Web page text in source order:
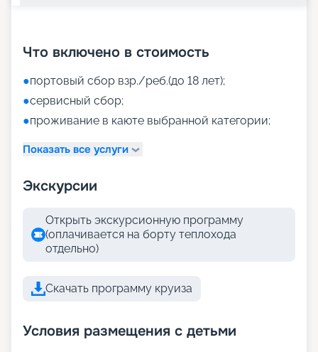
Что включено в стоимость
●портовый сбор взр./реб.(до 18 лет);
●сервисный сбор;
●проживание в каюте выбранной категории;
Показать все услуги
Экскурсии
Открыть экскурсионную программу
(оплачивается на борту теплохода
отдельно)
Скачать программу круиза
Условия размещения с детьми